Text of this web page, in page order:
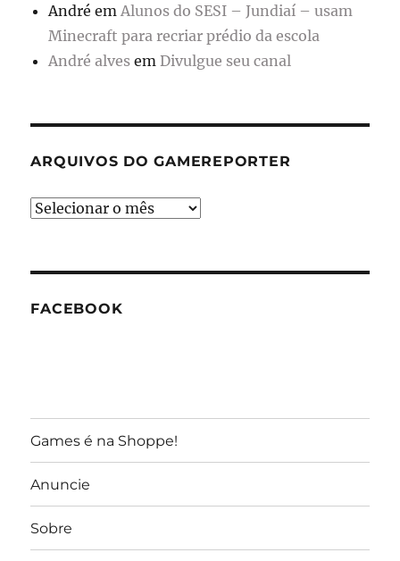
André emAlunos do SESI – Jundiaí – usam
Minecraft para recriar prédio da escola
André alves emDivulgue seu canal
ARQUIVOS DO GAMEREPORTER
Arquivos
FACEBOOK
Games é na Shoppe!
Anuncie
Sobre